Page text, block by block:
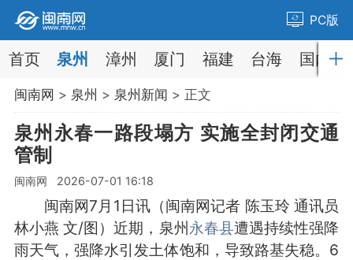
PC版
首页 泉州 漳州 厦门 福建 台海 国内
闽南网 > 泉州 > 泉州新闻 > 正文
泉州永春一路段塌方 实施全封闭交通
管制
闽南网 2026-07-01 16:18
闽南网7月1日讯（闽南网记者 陈玉玲 通讯员
林小燕 文/图）近期，泉州永春县遭遇持续性强降
雨天气，强降水引发土体饱和，导致路基失稳。6